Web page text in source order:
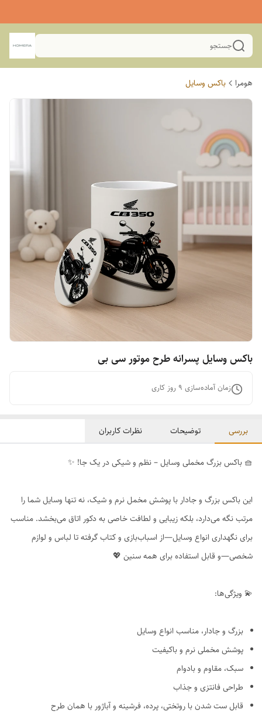
جستجو
هومرا باکس وسایل
باکس وسایل پسرانه طرح موتور سی بی
زمان آماده‌سازی 9 روز کاری
بررسی توضیحات نظرات کاربران
🧺 باکس بزرگ مخملی وسایل – نظم و شیکی در یک جا! ✨
این باکس بزرگ و جادار با پوشش مخمل نرم و شیک، نه تنها وسایل شما را
مرتب نگه می‌دارد، بلکه زیبایی و لطافت خاصی به دکور اتاق می‌بخشد. مناسب
برای نگهداری انواع وسایل—از اسباب‌بازی و کتاب گرفته تا لباس و لوازم
شخصی—و قابل استفاده برای همه سنین 💖
💫 ویژگی‌ها:
بزرگ و جادار، مناسب انواع وسایل
پوشش مخملی نرم و باکیفیت
سبک، مقاوم و بادوام
طراحی فانتزی و جذاب
قابل ست شدن با روتختی، پرده، فرشینه و آباژور با همان طرح